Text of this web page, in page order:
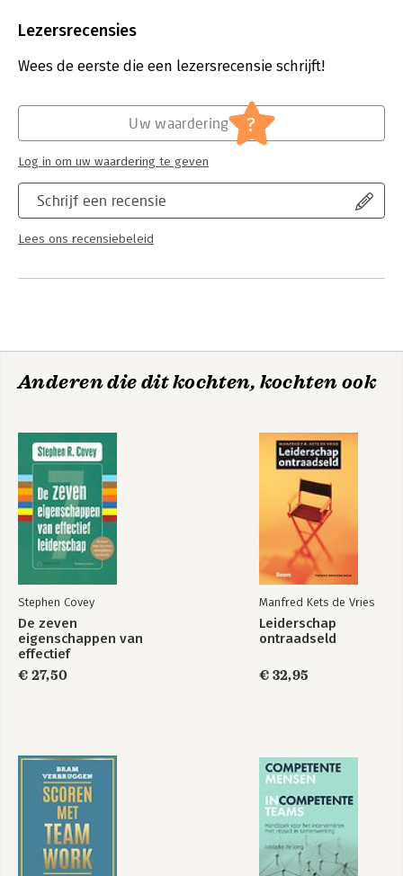
Uitgever:
Hoofdrubriek:
Leiderschap,Strategisch management
Lezersrecensies
Wees de eerste die een lezersrecensie schrijft!
Schrijf een recensie
Lees ons recensiebeleid
Uw waardering ?
Log in om uw waardering te geven
Anderen die dit kochten, kochten ook
Stephen Covey
De zeven
eigenschappen van
effectief
leiderschap
€ 27,50
Manfred Kets de Vries
Leiderschap
ontraadseld
€ 32,95